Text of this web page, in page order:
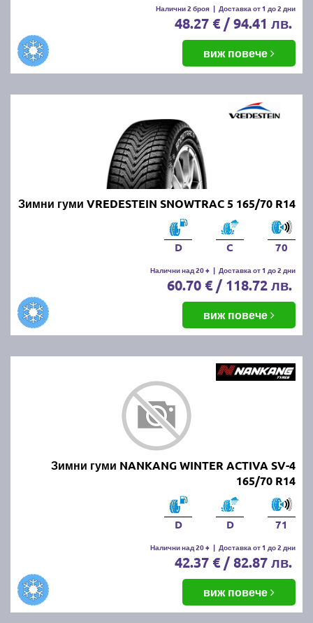
Налични 2 броя | Доставка от 1 до 2 дни
48.27 € / 94.41 лв.
виж повече
Зимни гуми VREDESTEIN SNOWTRAC 5 165/70 R14
D C 70
Налични над 20 + | Доставка от 1 до 2 дни
60.70 € / 118.72 лв.
виж повече
Зимни гуми NANKANG WINTER ACTIVA SV-4
165/70 R14
D D 71
Налични над 20 + | Доставка от 1 до 2 дни
42.37 € / 82.87 лв.
виж повече